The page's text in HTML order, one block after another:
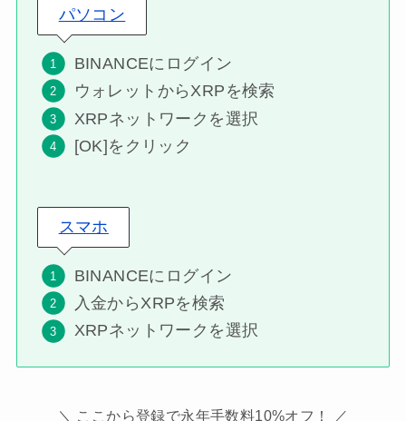
パソコン
BINANCEにログイン
ウォレットからXRPを検索
XRPネットワークを選択
[OK]をクリック
スマホ
BINANCEにログイン
入金からXRPを検索
XRPネットワークを選択
＼ ここから登録で永年手数料10%オフ！ ／